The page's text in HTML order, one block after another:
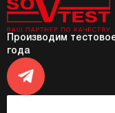
Производим
года